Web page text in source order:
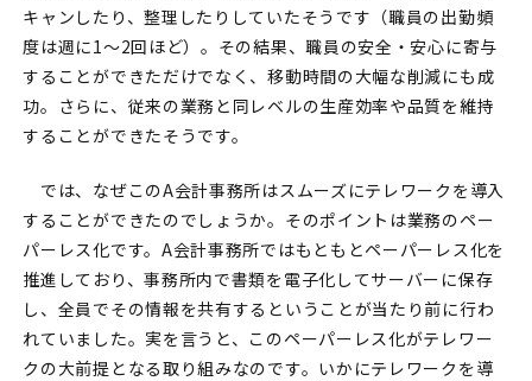
キャンしたり、整理したりしていたそうです（職員の出勤頻
度は週に1～2回ほど）。その結果、職員の安全・安心に寄与
することができただけでなく、移動時間の大幅な削減にも成
功。さらに、従来の業務と同レベルの生産効率や品質を維持
することができたそうです。
では、なぜこのA会計事務所はスムーズにテレワークを導入
することができたのでしょうか。そのポイントは業務のペー
パーレス化です。A会計事務所ではもともとペーパーレス化を
推進しており、事務所内で書類を電子化してサーバーに保存
し、全員でその情報を共有するということが当たり前に行わ
れていました。実を言うと、このペーパーレス化がテレワー
クの大前提となる取り組みなのです。いかにテレワークを導